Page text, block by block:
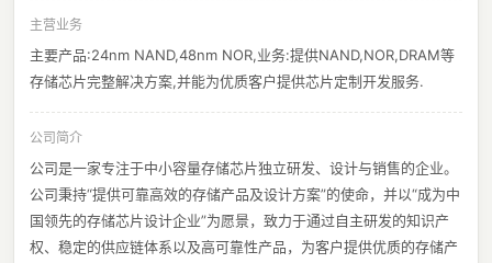
主营业务
主要产品:24nm NAND,48nm NOR,业务:提供NAND,NOR,DRAM等
存储芯片完整解决方案,并能为优质客户提供芯片定制开发服务.
公司简介
公司是一家专注于中小容量存储芯片独立研发、设计与销售的企业。
公司秉持“提供可靠高效的存储产品及设计方案”的使命，并以“成为中
国领先的存储芯片设计企业”为愿景，致力于通过自主研发的知识产
权、稳定的供应链体系以及高可靠性产品，为客户提供优质的存储产